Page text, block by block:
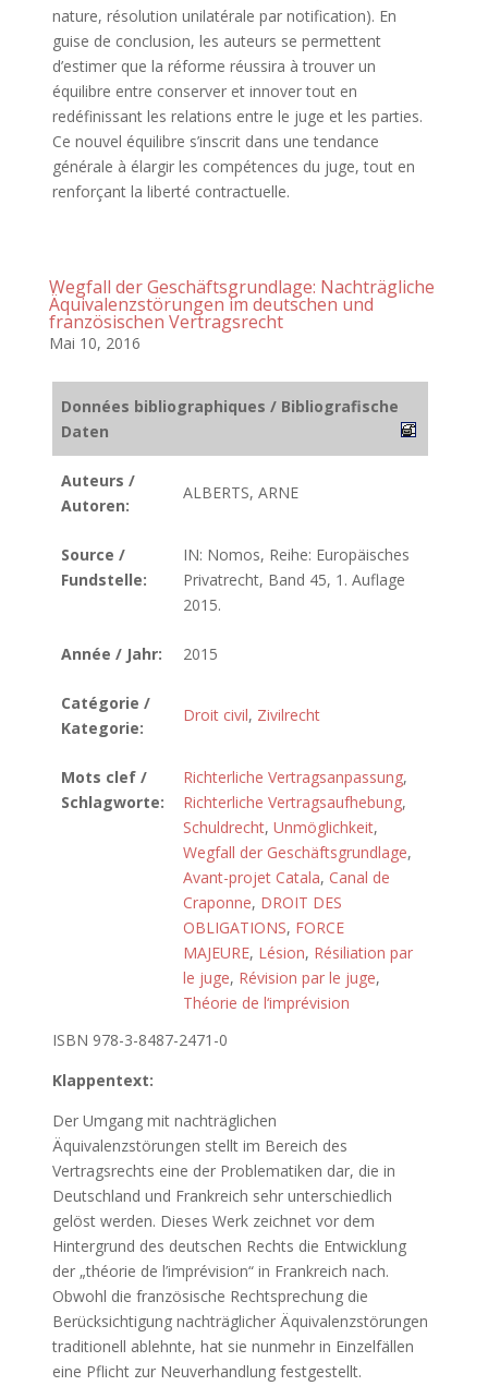
nature, résolution unilatérale par notification). En
guise de conclusion, les auteurs se permettent
d’estimer que la réforme réussira à trouver un
équilibre entre conserver et innover tout en
redéfinissant les relations entre le juge et les parties.
Ce nouvel équilibre s’inscrit dans une tendance
générale à élargir les compétences du juge, tout en
renforçant la liberté contractuelle.
Wegfall der Geschäftsgrundlage: Nachträgliche
Äquivalenzstörungen im deutschen und
französischen Vertragsrecht
Mai 10, 2016
Données bibliographiques / Bibliografische
Daten
Auteurs /
Autoren:
ALBERTS, ARNE
Source /
Fundstelle:
IN: Nomos, Reihe: Europäisches
Privatrecht, Band 45, 1. Auflage
2015.
Année / Jahr: 2015
Catégorie /
Kategorie:
Droit civil, Zivilrecht
Mots clef /
Schlagworte:
Richterliche Vertragsanpassung,
Richterliche Vertragsaufhebung,
Schuldrecht, Unmöglichkeit,
Wegfall der Geschäftsgrundlage,
Avant-projet Catala, Canal de
Craponne, DROIT DES
OBLIGATIONS, FORCE
MAJEURE, Lésion, Résiliation par
le juge, Révision par le juge,
Théorie de l‘imprévision
ISBN 978-3-8487-2471-0
Klappentext:
Der Umgang mit nachträglichen
Äquivalenzstörungen stellt im Bereich des
Vertragsrechts eine der Problematiken dar, die in
Deutschland und Frankreich sehr unterschiedlich
gelöst werden. Dieses Werk zeichnet vor dem
Hintergrund des deutschen Rechts die Entwicklung
der „théorie de l’imprévision“ in Frankreich nach.
Obwohl die französische Rechtsprechung die
Berücksichtigung nachträglicher Äquivalenzstörungen
traditionell ablehnte, hat sie nunmehr in Einzelfällen
eine Pflicht zur Neuverhandlung festgestellt.